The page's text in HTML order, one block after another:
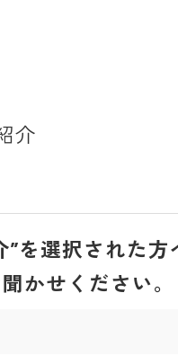
介
”を選択された方
かせください。